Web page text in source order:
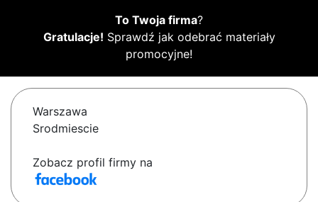
To Twoja firma?
Gratulacje! Sprawdź jak odebrać materiały
promocyjne!
Warszawa
Srodmiescie
Zobacz profil firmy na